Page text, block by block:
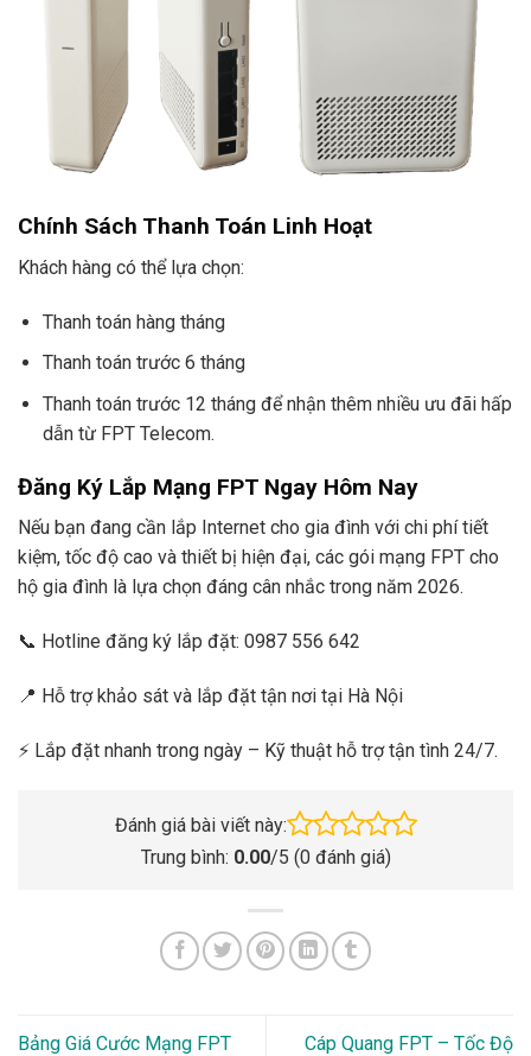
Chính Sách Thanh Toán Linh Hoạt
Khách hàng có thể lựa chọn:
Thanh toán hàng tháng
Thanh toán trước 6 tháng
Thanh toán trước 12 tháng để nhận thêm nhiều ưu đãi hấp
dẫn từ FPT Telecom.
Đăng Ký Lắp Mạng FPT Ngay Hôm Nay
Nếu bạn đang cần lắp Internet cho gia đình với chi phí tiết
kiệm, tốc độ cao và thiết bị hiện đại, các gói mạng FPT cho
hộ gia đình là lựa chọn đáng cân nhắc trong năm 2026.
📞 Hotline đăng ký lắp đặt: 0987 556 642
📍 Hỗ trợ khảo sát và lắp đặt tận nơi tại Hà Nội
⚡ Lắp đặt nhanh trong ngày – Kỹ thuật hỗ trợ tận tình 24/7.
Đánh giá bài viết này:
Trung bình: 0.00/5 (0đánh giá)
Bảng Giá Cước Mạng FPT
Cáp Quang FPT – Tốc Độ